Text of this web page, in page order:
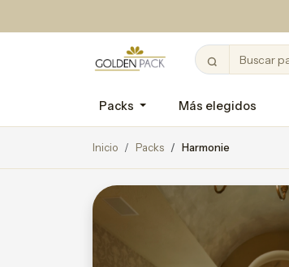
Packs Más elegidos
Inicio Packs Harmonie